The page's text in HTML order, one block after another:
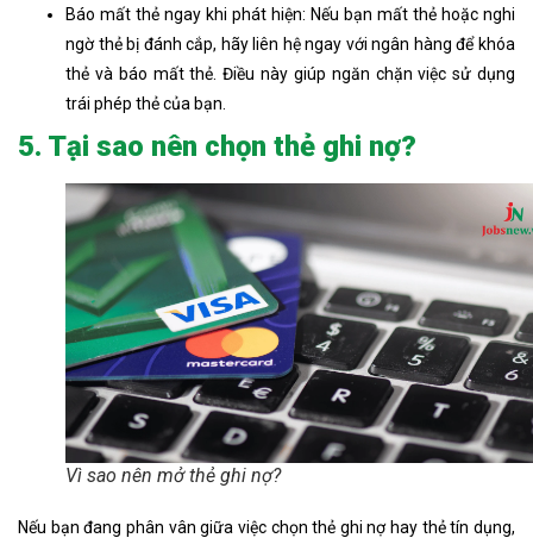
Báo mất thẻ ngay khi phát hiện: Nếu bạn mất thẻ hoặc nghi
ngờ thẻ bị đánh cắp, hãy liên hệ ngay với ngân hàng để khóa
thẻ và báo mất thẻ. Điều này giúp ngăn chặn việc sử dụng
trái phép thẻ của bạn.
5. Tại sao nên chọn thẻ ghi nợ?
Vì sao nên mở thẻ ghi nợ?
Nếu bạn đang phân vân giữa việc chọn thẻ ghi nợ hay thẻ tín dụng,